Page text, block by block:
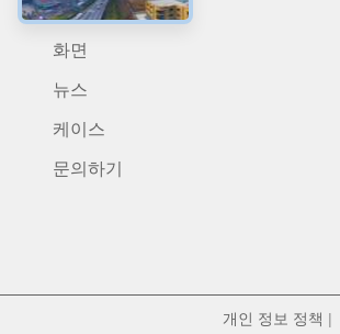
애플리케이션
화면
뉴스
케이스
문의하기
개인 정보 정책 |